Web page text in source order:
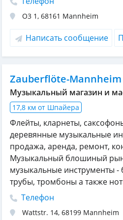
O3 1, 68161 Mannheim
Написать сообщение
Zauberflöte-Mannheim
Музыкальный магазин и
17,8 км от Шпайера
Флейты, кларнеты,
деревянные музыкальные
продажа, аренда, ремонт,
Музыкальный блошиный
музыкальные инструменты -
трубы, тромбоны а также
Телефон
Wattstr. 14, 68199 Mannheim